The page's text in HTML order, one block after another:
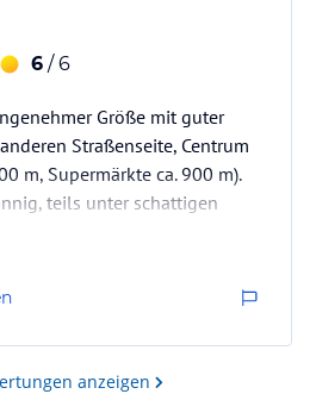
6 / 6
Größe mit guter
Straßenseite, Centrum
m, Supermärkte ca. 900 m).
teils unter schattigen
anzeigen